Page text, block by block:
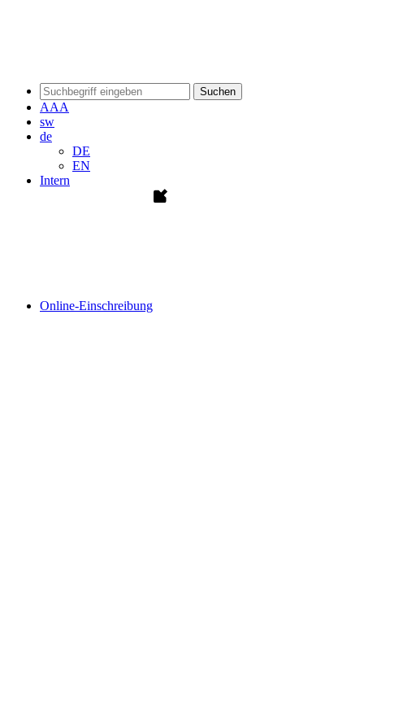
Suchen
AAA
sw
de
DE
EN
Intern
Online-Einschreibung